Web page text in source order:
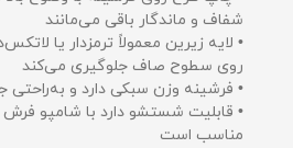
شفاف و ماندگار باقی می‌مانند
• لایه زیرین معمولاً ترمزدار یا
روی سطوح صاف جلوگیری می‌کند
• فرشینه وزن سبکی دارد و به‌راحتی
• قابلیت شستشو دارد با شامپو فرش
مناسب است